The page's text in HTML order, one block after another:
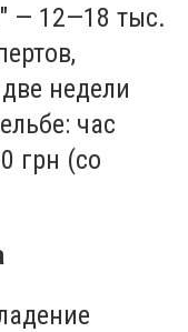
— 12—18 тыс.
недели
час
грн (со